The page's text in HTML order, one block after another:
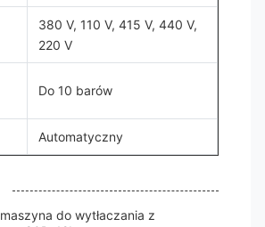
380 V, 110 V, 415 V, 440 V,
220 V
Do 10 barów
Automatyczny
do wytłaczania z